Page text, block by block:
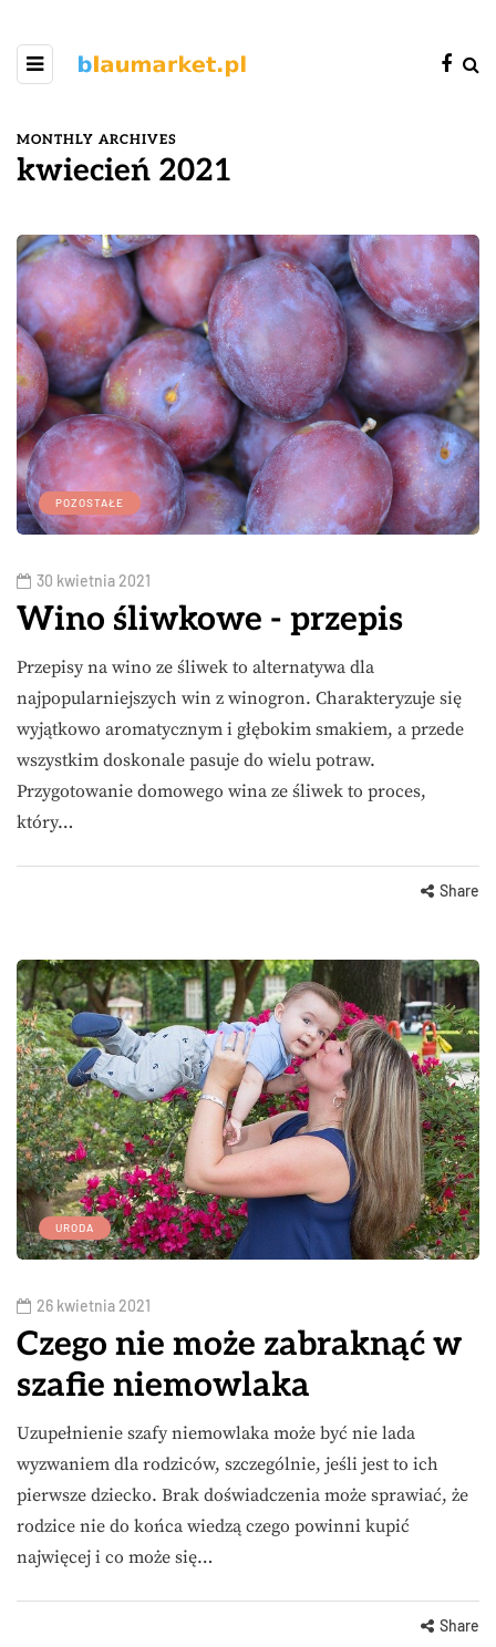
MONTHLY ARCHIVES
kwiecień 2021
POZOSTAŁE
30 kwietnia 2021
Wino śliwkowe - przepis
Przepisy na wino ze śliwek to alternatywa dla
najpopularniejszych win z winogron. Charakteryzuje się
wyjątkowo aromatycznym i głębokim smakiem, a przede
wszystkim doskonale pasuje do wielu potraw.
Przygotowanie domowego wina ze śliwek to proces,
który…
Share
URODA
26 kwietnia 2021
Czego nie może zabraknąć w
szafie niemowlaka
Uzupełnienie szafy niemowlaka może być nie lada
wyzwaniem dla rodziców, szczególnie, jeśli jest to ich
pierwsze dziecko. Brak doświadczenia może sprawiać, że
rodzice nie do końca wiedzą czego powinni kupić
najwięcej i co może się…
Share